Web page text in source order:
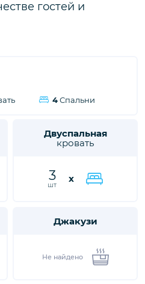
подарить вам и вашим
от отдыха.
гостей и
4Спальни
Двуспальная
кровать
3
шт
x
Джакузи
Не найдено